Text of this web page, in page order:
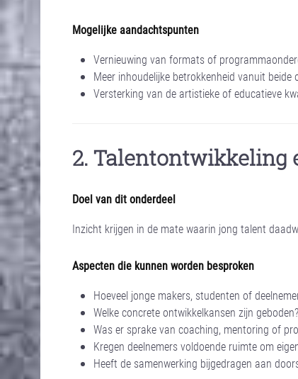
Mogelijke aandachtspunten
Vernieuwing van formats of
Meer inhoudelijke betrokkenheid vanuit beide
Versterking van de artistieke of educatieve
2. Talentontwikkeling
Doel van dit onderdeel
Inzicht krijgen in de mate waarin jong talent
Aspecten die kunnen worden besproken
Hoeveel jonge makers, studenten of
Welke concrete ontwikkelkansen zijn geboden?
Was er sprake van coaching, mentoring of
Kregen deelnemers voldoende ruimte om
Heeft de samenwerking bijgedragen aan